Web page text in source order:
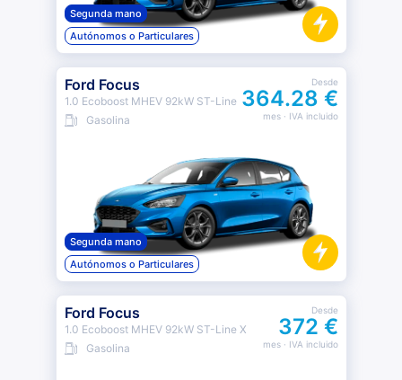
Segunda mano
Autónomos o Particulares
Ford Focus
1.0 Ecoboost MHEV 92kW ST-Line
Gasolina
Desde
364.28 €
mes· IVA incluido
Segunda mano
Autónomos o Particulares
Ford Focus
1.0 Ecoboost MHEV 92kW ST-Line X
Gasolina
Desde
372 €
mes· IVA incluido